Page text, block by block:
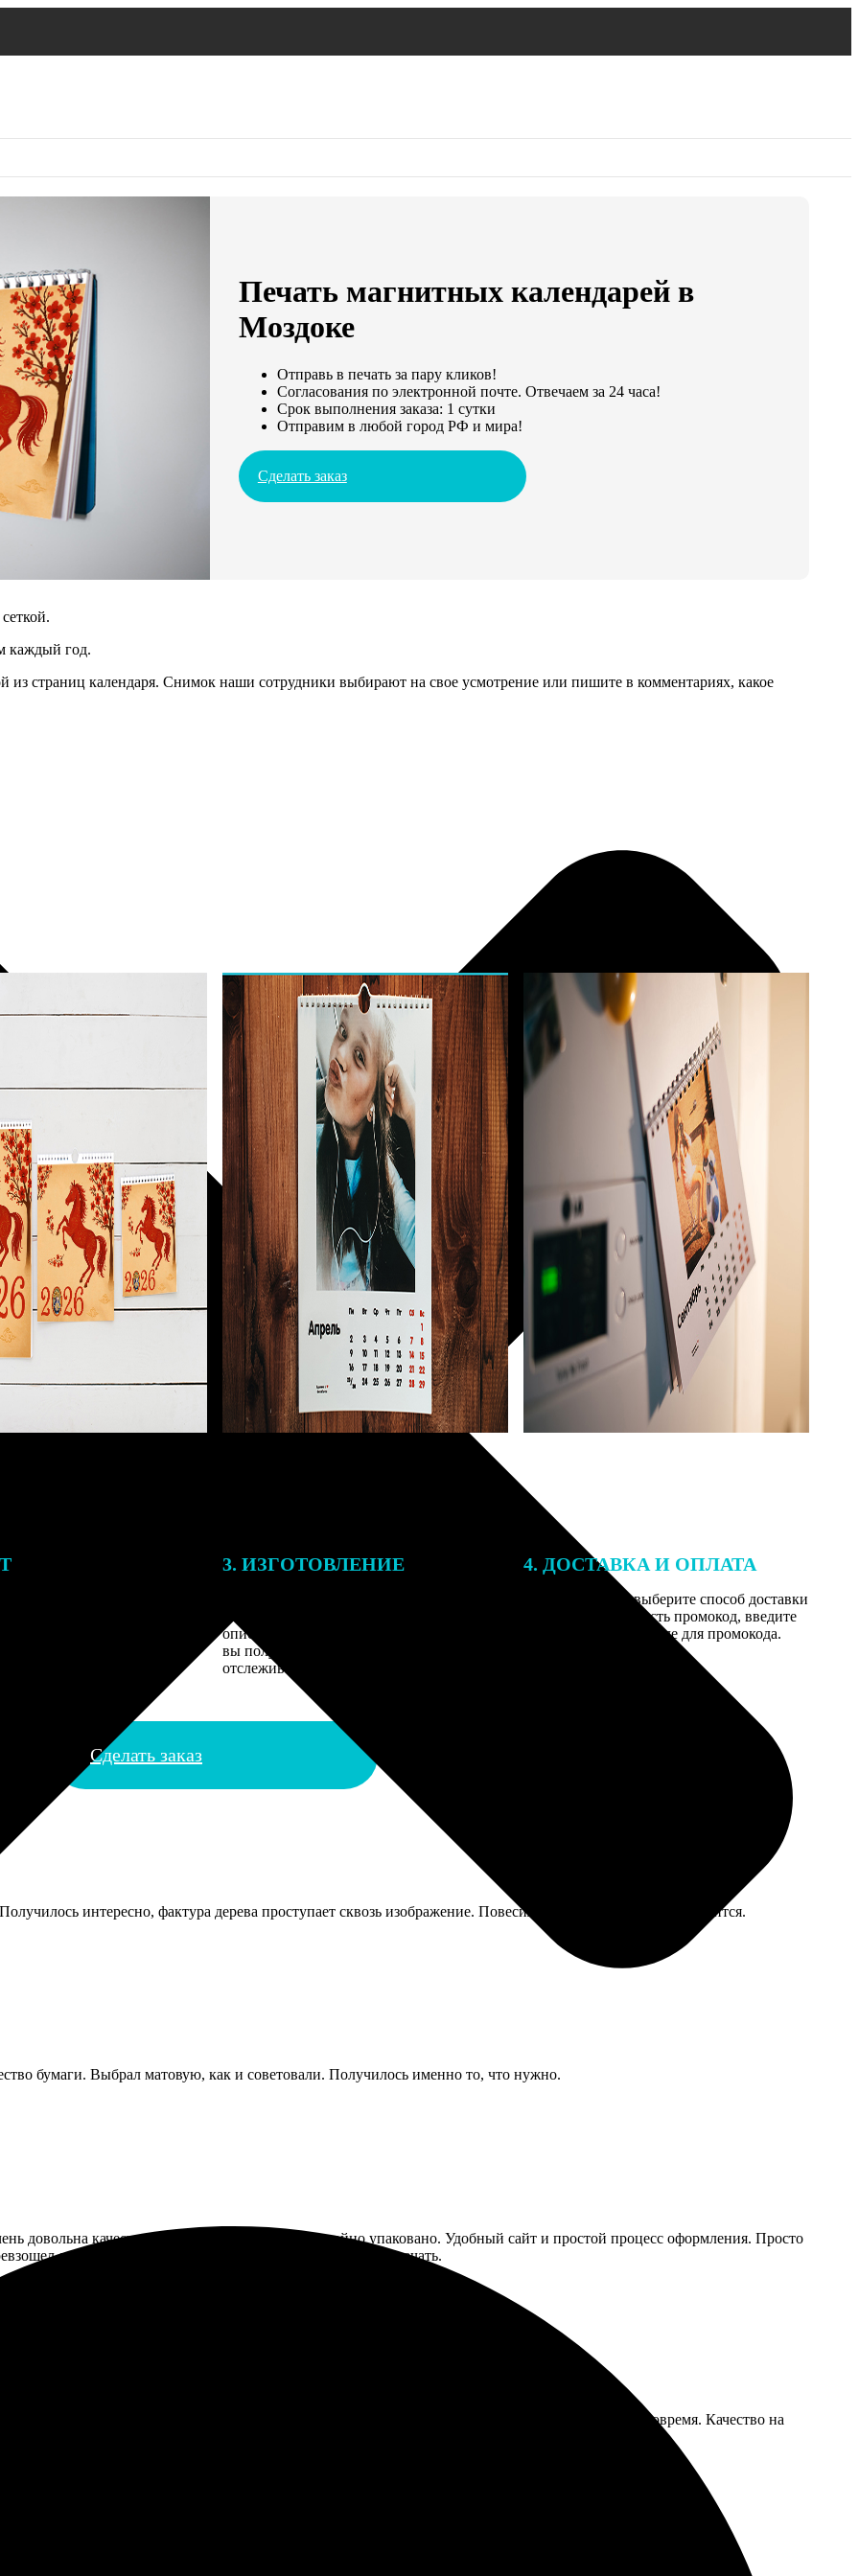
Печать магнитных календарей в
Моздоке
Отправь в печать за пару кликов!
Согласования по электронной почте. Отвечаем за 24 часа!
Срок выполнения заказа: 1 сутки
Отправим в любой город РФ и мира!
Сделать заказ
каждый год.
страниц календаря. Снимок наши сотрудники выбирают на свое усмотрение или пишите в комментариях, какое
3. ИЗГОТОВЛЕНИЕ
описанием заказа. Когда отправим заказ
вы получите письмо с трек-номером для
отслеживания.
4. ДОСТАВКА И ОПЛАТА
Введите адрес и выберите способ доставки
заказа. Если у вас есть промокод, введите
его в специальное поле для промокода.
Сделать заказ
интересно, фактура дерева проступает сквозь изображение. Повесила на даче, всем гостям нравится.
бумаги. Выбрал матовую, как и советовали. Получилось именно то, что нужно.
довольна качеством. Всё пришло быстро, достойно упаковано. Удобный сайт и простой процесс оформления. Просто
ожидания! Рекомендую всем, кто ценит отличную печать.
Всё просто и понятно. Выбор шаблонов огромный, легко оформить. Доставка быстрая, получил вовремя. Качество на